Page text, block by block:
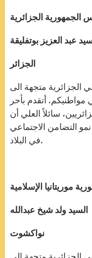
الجمهورية الجزائرية
عبد العزيز بوتفليقة
الجزائر
الجزائرية متجهة الى
مواطنيكم. أتقدم بأحر
سائلاً العلي أن
التضامن الاجتماعي
في البلاد.
موريتانيا الإسلامية
السيد ولد شيخ عبدالله
نواكشوت